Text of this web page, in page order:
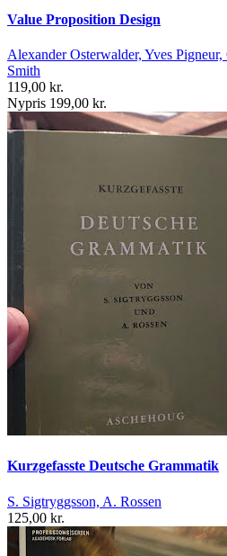
Value Proposition Design
Alexander Osterwalder, Yves
Smith
119,00 kr.
Nypris 199,00 kr.
Kurzgefasste Deutsche Grammatik
S. Sigtryggsson, A. Rossen
125,00 kr.